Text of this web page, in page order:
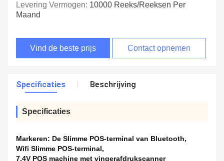
Levering Vermogen: 10000 Reeks/Reeksen Per
Maand
Vind de beste prijs Contact opnemen
Specificaties Beschrijving
Specificaties
Markeren: De Slimme POS-terminal van Bluetooth,
Wifi Slimme POS-terminal,
7.4V POS machine met vingerafdrukscanner